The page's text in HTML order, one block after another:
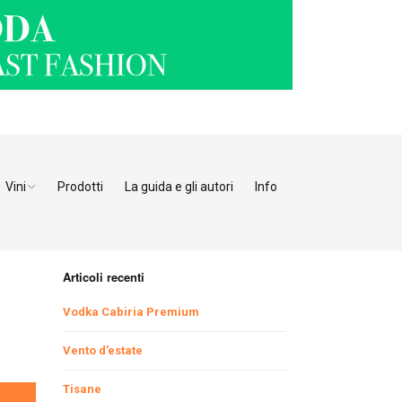
Ristoranti Verona
Ristoranti Vicenza
Ristoranti Padova
Ristoranti Pordenone
Ristoranti Udine
Vini Prodotti La guida e gli autori Info
Articoli recenti
Vodka Cabiria Premium
Vento d’estate
Tisane